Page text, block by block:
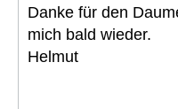
Danke für den
mich bald wieder.
Helmut